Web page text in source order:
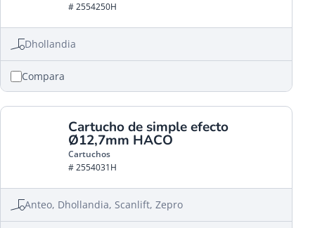
# 2554250H
Dhollandia
Compara
Cartucho de simple efecto
Ø12,7mm HACO
Cartuchos
# 2554031H
Anteo, Dhollandia, Scanlift, Zepro